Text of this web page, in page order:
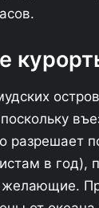
разрешает
в год),